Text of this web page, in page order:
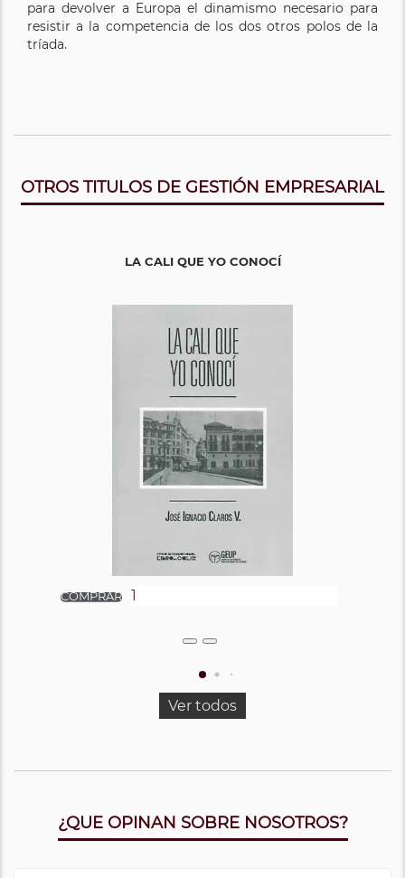
para devolver a Europa el dinamismo necesario para
resistir a la competencia de los dos otros polos de la
tríada.
OTROS TITULOS DE GESTIÓN EMPRESARIAL
LA CALI QUE YO CONOCÍ
Ver todos
¿QUE OPINAN SOBRE NOSOTROS?